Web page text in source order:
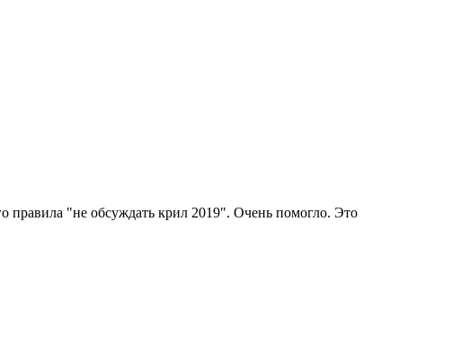
правила "не обсуждать крил 2019". Очень помогло. Это